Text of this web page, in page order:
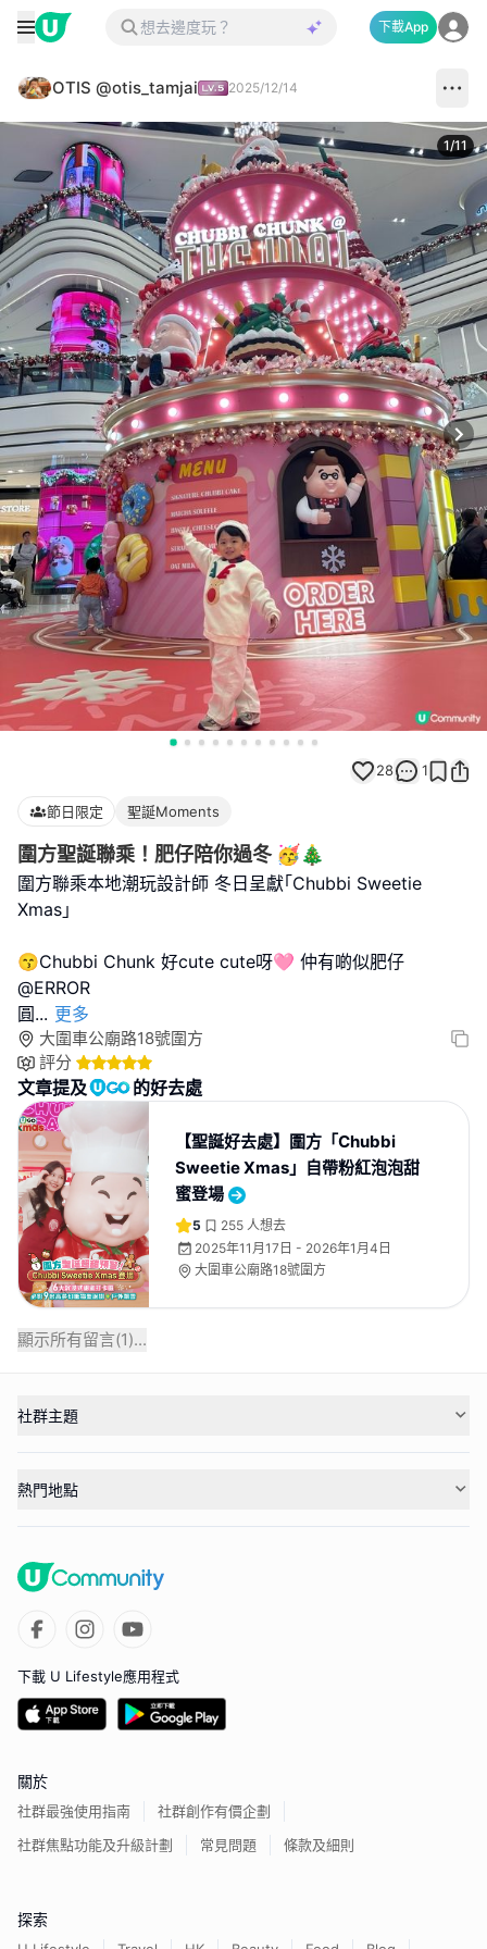
下載App
OTIS @otis_tamjai 2025/12/14
1/11
28 1
節日限定 聖誕Moments
圍方聖誕聯乘！肥仔陪你過冬 🥳🎄
圍方聯乘本地潮玩設計師 冬日呈獻｢Chubbi Sweetie
Xmas｣
😙Chubbi Chunk 好cute cute呀🩷 仲有啲似肥仔
@ERROR
圓... 更多
大圍車公廟路18號圍方
評分
文章提及 的好去處
【聖誕好去處】圍方「Chubbi
Sweetie Xmas」自帶粉紅泡泡甜
蜜登場
5 255 人想去
2025年11月17日 - 2026年1月4日
大圍車公廟路18號圍方
顯示所有留言(1)...
社群主題
熱門地點
下載 U Lifestyle應用程式
關於
社群最強使用指南
社群創作有價企劃
社群焦點功能及升級計劃
常見問題 條款及細則
探索